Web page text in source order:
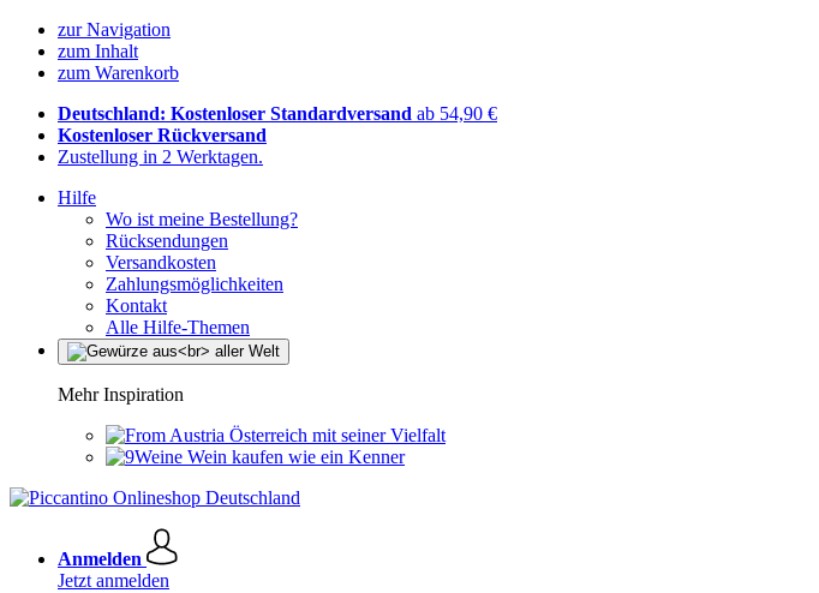
zur Navigation
zum Inhalt
zum Warenkorb
Deutschland: Kostenloser Standardversand ab 54,90 €
Kostenloser Rückversand
Zustellung in 2 Werktagen.
Hilfe
Wo ist meine Bestellung?
Rücksendungen
Versandkosten
Zahlungsmöglichkeiten
Kontakt
Alle Hilfe-Themen
Mehr Inspiration
Österreich mit seiner Vielfalt
Wein kaufen wie ein Kenner
Anmelden
Jetzt anmelden